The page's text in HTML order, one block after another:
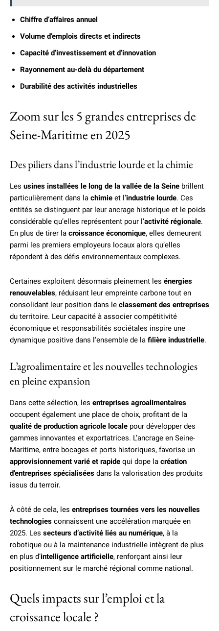
Chiffre d’affaires annuel
Volume d’emplois directs et indirects
Capacité d’investissement et d’innovation
Rayonnement au-delà du département
Durabilité des activités industrielles
Zoom sur les 5 grandes entreprises de
Seine-Maritime en 2025
Des piliers dans l’industrie lourde et la chimie
Les usines installées le long de la vallée de la Seine brillent
particulièrement dans la chimie et l’industrie lourde. Ces
entités se distinguent par leur ancrage historique et le poids
considérable qu’elles représentent pour l’activité régionale.
En plus de tirer la croissance économique, elles demeurent
parmi les premiers employeurs locaux alors qu’elles
répondent à des défis environnementaux complexes.
Certaines exploitent désormais pleinement les énergies
renouvelables, réduisant leur empreinte carbone tout en
consolidant leur position dans le classement des entreprises
du territoire. Leur capacité à associer compétitivité
économique et responsabilités sociétales inspire une
dynamique positive dans l’ensemble de la filière industrielle.
L’agroalimentaire et les nouvelles technologies
en pleine expansion
Dans cette sélection, les entreprises agroalimentaires
occupent également une place de choix, profitant de la
qualité de production agricole locale pour développer des
gammes innovantes et exportatrices. L’ancrage en Seine-
Maritime, entre bocages et ports historiques, favorise un
approvisionnement varié et rapide qui dope la création
d’entreprises spécialisées dans la valorisation des produits
issus du terroir.
À côté de cela, les entreprises tournées vers les nouvelles
technologies connaissent une accélération marquée en
2025. Les secteurs d’activité liés au numérique, à la
robotique ou à la maintenance industrielle intègrent de plus
en plus d’intelligence artificielle, renforçant ainsi leur
positionnement sur le marché régional comme national.
Quels impacts sur l’emploi et la
croissance locale ?